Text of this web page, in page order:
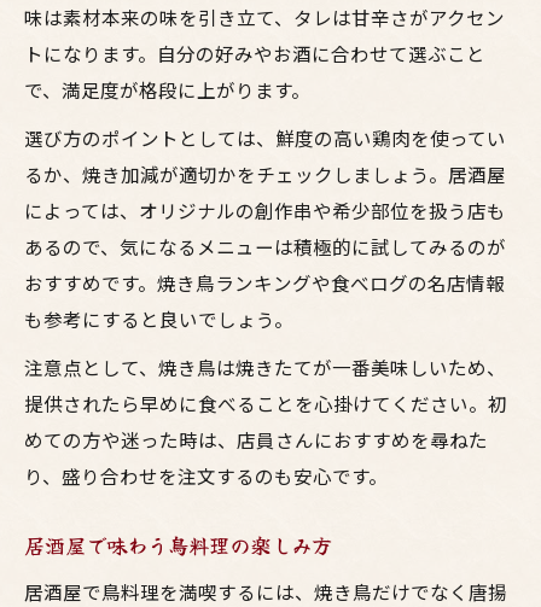
味は素材本来の味を引き立て、タレは甘辛さがアクセン
トになります。自分の好みやお酒に合わせて選ぶこと
で、満足度が格段に上がります。
選び方のポイントとしては、鮮度の高い鶏肉を使ってい
るか、焼き加減が適切かをチェックしましょう。居酒屋
によっては、オリジナルの創作串や希少部位を扱う店も
あるので、気になるメニューは積極的に試してみるのが
おすすめです。焼き鳥ランキングや食べログの名店情報
も参考にすると良いでしょう。
注意点として、焼き鳥は焼きたてが一番美味しいため、
提供されたら早めに食べることを心掛けてください。初
めての方や迷った時は、店員さんにおすすめを尋ねた
り、盛り合わせを注文するのも安心です。
居酒屋で味わう鳥料理の楽しみ方
居酒屋で鳥料理を満喫するには、焼き鳥だけでなく唐揚